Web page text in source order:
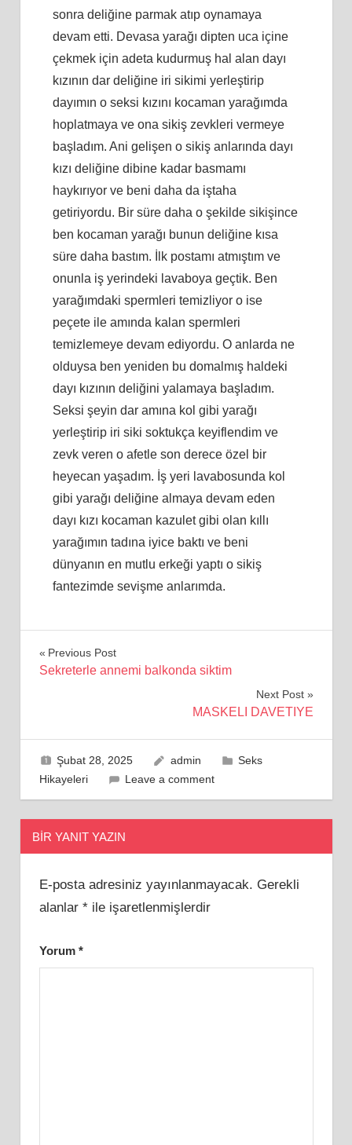
sonra deliğine parmak atıp oynamaya
devam etti. Devasa yarağı dipten uca içine
çekmek için adeta kudurmuş hal alan dayı
kızının dar deliğine iri sikimi yerleştirip
dayımın o seksi kızını kocaman yarağımda
hoplatmaya ve ona sikiş zevkleri vermeye
başladım. Ani gelişen o sikiş anlarında dayı
kızı deliğine dibine kadar basmamı
haykırıyor ve beni daha da iştaha
getiriyordu. Bir süre daha o şekilde sikişince
ben kocaman yarağı bunun deliğine kısa
süre daha bastım. İlk postamı atmıştım ve
onunla iş yerindeki lavaboya geçtik. Ben
yarağımdaki spermleri temizliyor o ise
peçete ile amında kalan spermleri
temizlemeye devam ediyordu. O anlarda ne
olduysa ben yeniden bu domalmış haldeki
dayı kızının deliğini yalamaya başladım.
Seksi şeyin dar amına kol gibi yarağı
yerleştirip iri siki soktukça keyiflendim ve
zevk veren o afetle son derece özel bir
heyecan yaşadım. İş yeri lavabosunda kol
gibi yarağı deliğine almaya devam eden
dayı kızı kocaman kazulet gibi olan kıllı
yarağımın tadına iyice baktı ve beni
dünyanın en mutlu erkeği yaptı o sikiş
fantezimde sevişme anlarımda.
Yazı
Previous Post
Sekreterle annemi balkonda siktim
Next Post
MASKELI DAVETIYE
Şubat 28, 2025 admin
Seks
Hikayeleri
Leave a comment
BIR YANIT YAZIN
E-posta adresiniz yayınlanmayacak. Gerekli
alanlar *ile işaretlenmişlerdir
Yorum *